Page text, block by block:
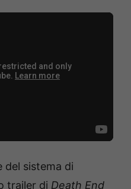
del sistema di
trailer di Death End